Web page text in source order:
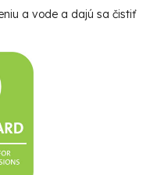
a vode a dajú sa čistiť